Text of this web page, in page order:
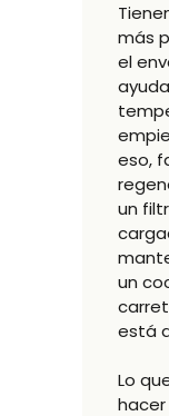
más
el
eso,
un
un
está
Lo
hacer